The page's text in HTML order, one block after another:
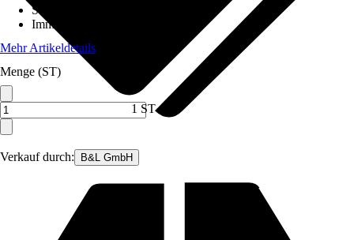
Verkauf durch: B&L GmbH
Standort
Immergrün
Mehr Artikeldetails
Menge (ST)
1 ST